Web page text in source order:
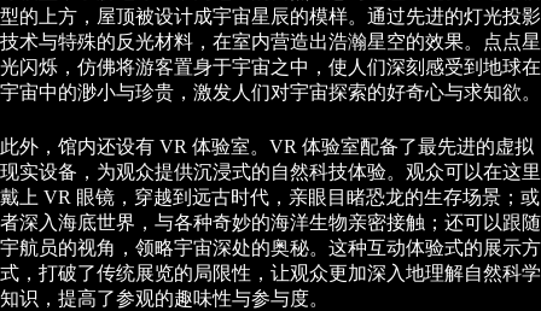
型的上方，屋顶被设计成宇宙星辰的模样。通过先进的灯光投影
技术与特殊的反光材料，在室内营造出浩瀚星空的效果。点点星
光闪烁，仿佛将游客置身于宇宙之中，使人们深刻感受到地球在
宇宙中的渺小与珍贵，激发人们对宇宙探索的好奇心与求知欲。
此外，馆内还设有 VR 体验室。VR 体验室配备了最先进的虚拟
现实设备，为观众提供沉浸式的自然科技体验。观众可以在这里
戴上 VR 眼镜，穿越到远古时代，亲眼目睹恐龙的生存场景；或
者深入海底世界，与各种奇妙的海洋生物亲密接触；还可以跟随
宇航员的视角，领略宇宙深处的奥秘。这种互动体验式的展示方
式，打破了传统展览的局限性，让观众更加深入地理解自然科学
知识，提高了参观的趣味性与参与度。